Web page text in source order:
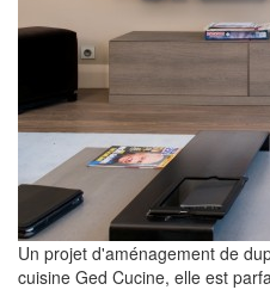
Un projet d'aménagement de
cuisine Ged Cucine, elle est